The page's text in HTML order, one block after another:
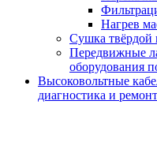
Нагрев
Сушка твёрдой
Передвижные
оборудования
Высоковольтные
диагностика и ремонт